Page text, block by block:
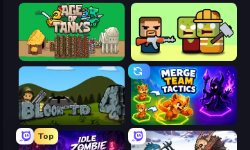
Age of Tanks Warriors: TD War Zombie Horde: Build & Survive
Bloons Tower Defense 4 Merge Team Tactics
Top